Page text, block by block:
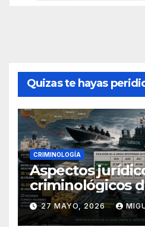
Quizas te hayas
CRIMINOLOGÍA
Aspectos
criminológicos
lucha contra el
en el sur de
27 MAYO, 2026